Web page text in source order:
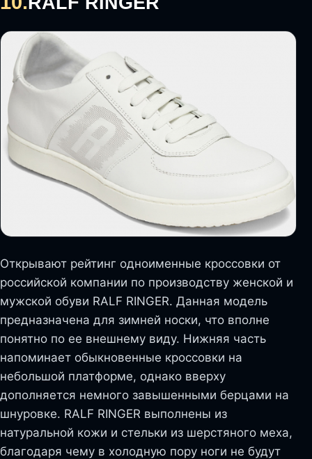
Открывают рейтинг одноименные кроссовки от
российской компании по производству женской и
мужской обуви RALF RINGER. Данная модель
предназначена для зимней носки, что вполне
понятно по ее внешнему виду. Нижняя часть
напоминает обыкновенные кроссовки на
небольшой платформе, однако вверху
дополняется немного завышенными берцами на
шнуровке. RALF RINGER выполнены из
натуральной кожи и стельки из шерстяного меха,
благодаря чему в холодную пору ноги не будут